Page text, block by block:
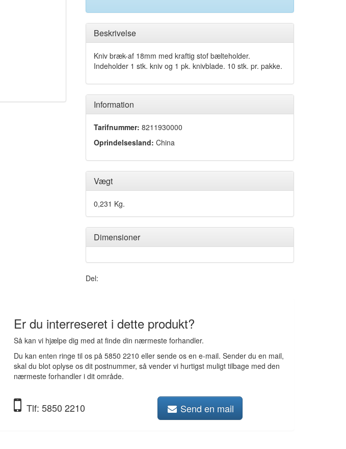
Beskrivelse
Kniv bræk-af 18mm med kraftig stof bælteholder.
Indeholder 1 stk. kniv og 1 pk. knivblade. 10 stk. pr. pakke.
Information
Tarifnummer: 8211930000
Oprindelsesland: China
Vægt
0,231 Kg.
Dimensioner
Del:
Er du interreseret i dette produkt?
Så kan vi hjælpe dig med at finde din nærmeste forhandler.
Du kan enten ringe til os på 5850 2210 eller sende os en e-mail. Sender du en mail,
skal du blot oplyse os dit postnummer, så vender vi hurtigst muligt tilbage med den
nærmeste forhandler i dit område.
Tlf: 5850 2210 Send en mail